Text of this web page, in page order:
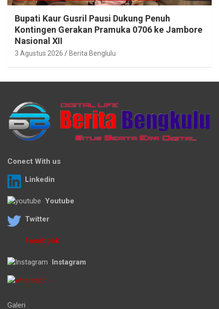
Bupati Kaur Gusril Pausi Dukung Penuh
Kontingen Gerakan Pramuka 0706 ke Jambore
Nasional XII
3 Agustus 2026 Berita Benglulu
Conect With us
Linkedin
Youtube
Twitter
Facebook
Instagram
-
Galeri